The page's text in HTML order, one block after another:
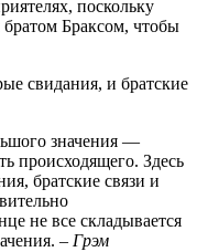
поскольку
Браксом, чтобы
свидания, и братские
значения —
происходящего. Здесь
братские связи и
не все складывается
– Грэм